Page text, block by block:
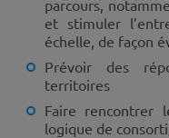
parcours,
et stimuler
échelle, de façon
Prévoir des
territoires
Faire rencontrer
logique de